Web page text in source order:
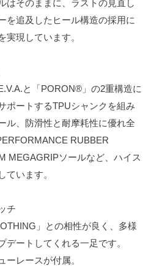
はそのままに、ラストの見直し
を追及したヒール構造の採用に
実現しています。
と「PORON®」の2重構造に
ポートするTPUシャンクを組み
ル、防滑性と耐摩耗性に優れ全
RUBBER
MEGAGRIPソールなど、ハイス
ています。
チ
」との相性が良く、多様
デートしてくれる一足です。
ーレースが付属。